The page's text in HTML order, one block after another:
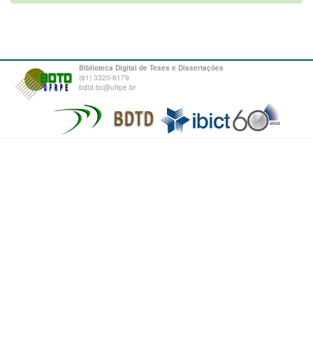
Biblioteca Digital de Teses e Dissertações
(81) 3320-6179
bdtd.bc@ufrpe.br